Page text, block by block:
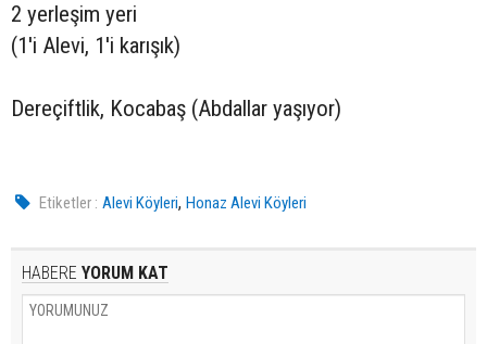
2 yerleşim yeri
(1'i Alevi, 1'i karışık)
Dereçiftlik, Kocabaş (Abdallar yaşıyor)
Etiketler : Alevi Köyleri,Honaz Alevi Köyleri
HABERE YORUM KAT